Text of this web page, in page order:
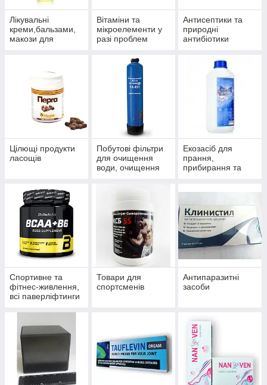
Лікувальні
креми,бальзами,
макози для
Вітаміни та
мікроелементи у
разі проблем
Антисептики та
природні
антибіотики
ьного впливу.
Цілющі продукти
ласощів
Побутові фільтри
для очищення
води, очищення
опалення
Екозасіб для
прання,
прибирання та
Спортивне та
фітнес-живлення,
всі паверліфтинги
тренажери, одяг
Товари для
спортсменів
Антипаразитні
засоби